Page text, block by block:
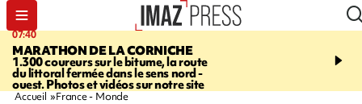
07:40
MARATHON DE LA CORNICHE
1.300 coureurs sur le bitume, la route
du littoral fermée dans le sens nord -
ouest. Photos et vidéos sur notre site
10:33
l’enfance - une
Accueil France - Monde